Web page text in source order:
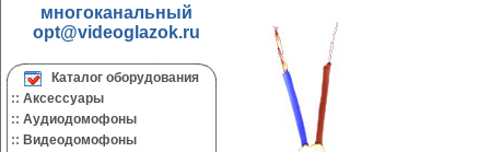
многоканальный
opt@videoglazok.ru
Каталог оборудования
:: Аксессуары
:: Аудиодомофоны
:: Видеодомофоны